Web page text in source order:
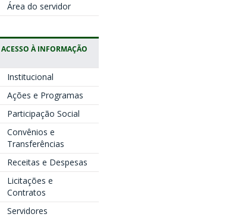
Área do servidor
ACESSO À INFORMAÇÃO
Institucional
Ações e Programas
Participação Social
Convênios e
Transferências
Receitas e Despesas
Licitações e
Contratos
Servidores